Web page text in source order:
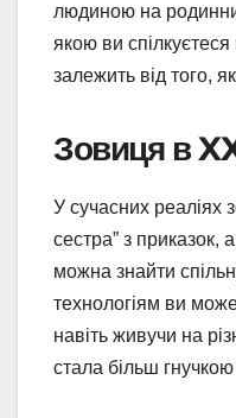
людиною на
якою ви
залежить від того,
Зовиця в
У сучасних реаліях
сестра” з приказок,
можна знайти
технологіям ви
навіть живучи на
стала більш